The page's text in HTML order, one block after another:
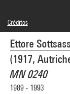
Ettore Sottsass
(1917,
MN 0240
1989 - 1993
Créditos
© Adagp, Paris
Créditos fotográficos :
Referencia de la imagen